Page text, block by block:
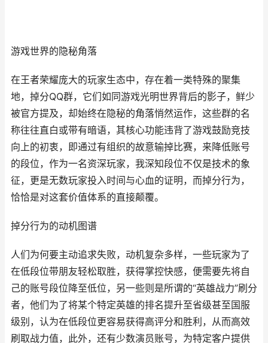
游戏世界的隐秘角落
在王者荣耀庞大的玩家生态中，存在着一类特殊的聚集
地，掉分QQ群，它们如同游戏光明世界背后的影子，鲜少
被官方提及，却始终在隐秘的角落悄然运作，这些群的名
称往往直白或带有暗语，其核心功能违背了游戏鼓励竞技
向上的初衷，即通过有组织的故意输掉比赛，来降低账号
的段位，作为一名资深玩家，我深知段位不仅是技术的象
征，更是无数玩家投入时间与心血的证明，而掉分行为，
恰恰是对这套价值体系的直接颠覆。
掉分行为的动机图谱
人们为何要主动追求失败，动机复杂多样，一些玩家为了
在低段位带朋友轻松取胜，获得掌控快感，便需要先将自
己的账号段位降至低位，另一些则是所谓的“英雄战力”刷分
者，他们为了将某个特定英雄的排名提升至省级甚至国服
级别，认为在低段位更容易获得高评分和胜利，从而高效
刷取战力值，此外，还有少数演员账号，为特定客户提供